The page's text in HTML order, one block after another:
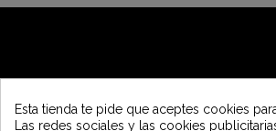
A PROPÓSITO DE
Esta tienda te pide que aceptes cookies
Las redes sociales y las cookies